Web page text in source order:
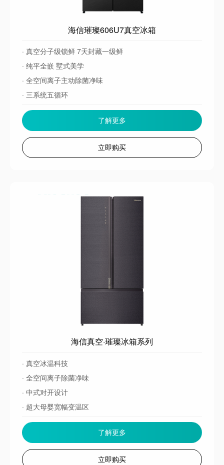
海信璀璨606U7真空冰箱
· 真空分子级锁鲜 7天封藏一级鲜
· 纯平全嵌 墅式美学
· 全空间离子主动除菌净味
· 三系统五循环
了解更多
立即购买
海信真空·璀璨冰箱系列
· 真空冰温科技
· 全空间离子除菌净味
· 中式对开设计
· 超大母婴宽幅变温区
了解更多
立即购买